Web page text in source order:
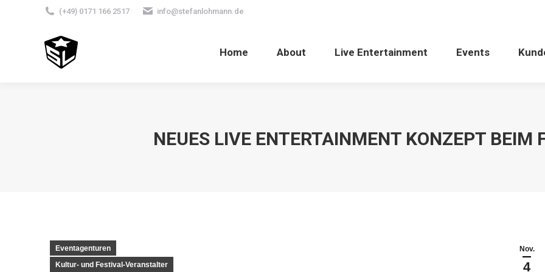
(+49) 0171 166 2517 info@stefanlohmann.de
Home About Live Entertainment Events
NEUES LIVE ENTERTAINMENT KONZEPT BEIM
Nov.
4
Eventagenturen
Kultur- und Festival-Veranstalter